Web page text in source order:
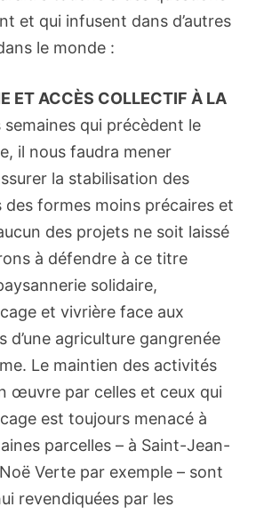
et qui infusent dans d’autres
le monde :
ET ACCÈS COLLECTIF À LA
semaines qui précèdent le
il nous faudra mener
la stabilisation des
formes moins précaires et
des projets ne soit laissé
à défendre à ce titre
solidaire,
et vivrière face aux
d’une agriculture gangrenée
Le maintien des activités
œuvre par celles et ceux qui
est toujours menacé à
parcelles – à Saint-Jean-
Verte par exemple – sont
revendiquées par les